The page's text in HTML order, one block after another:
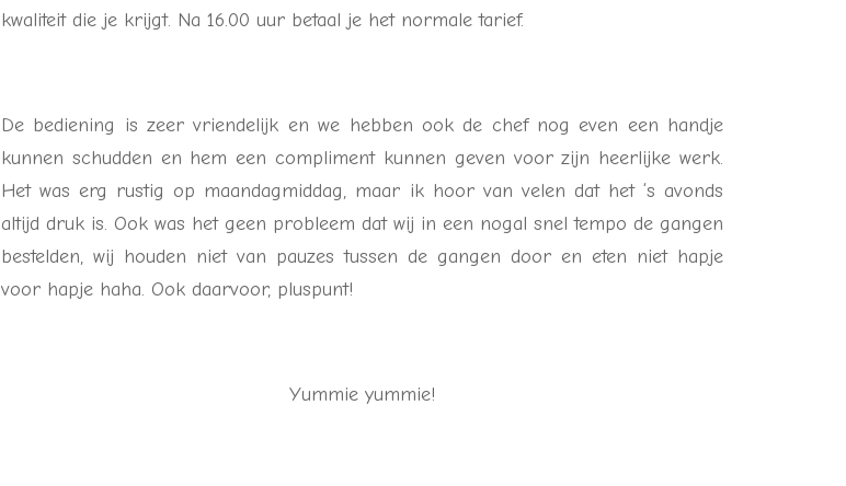
kwaliteit die je krijgt. Na 16.00 uur betaal je het normale tarief.
De bediening is zeer vriendelijk en we hebben ook de chef nog even een handje
kunnen schudden en hem een compliment kunnen geven voor zijn heerlijke werk.
Het was erg rustig op maandagmiddag, maar ik hoor van velen dat het ‘s avonds
altijd druk is. Ook was het geen probleem dat wij in een nogal snel tempo de gangen
bestelden, wij houden niet van pauzes tussen de gangen door en eten niet hapje
voor hapje haha. Ook daarvoor, pluspunt!
Yummie yummie!